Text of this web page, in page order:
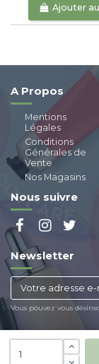
Ajouter
A Propos
Mentions
Légales
Conditions
Générales de
Vente
Nos Magasins
Nous suivre
Newsletter
Vous pouvez vous